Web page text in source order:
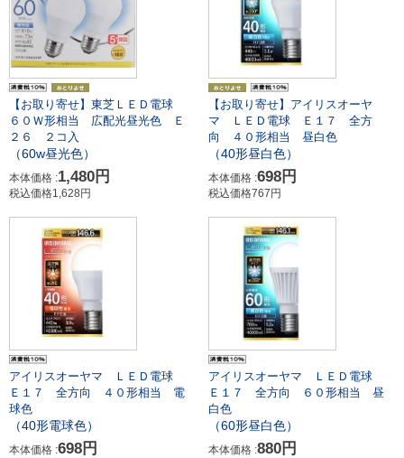
【お取り寄せ】東芝ＬＥＤ電球
６０Ｗ形相当 広配光昼光色 Ｅ
２６ ２コ入
（60w昼光色）
本体価格 :1,480円
税込価格1,628円
【お取り寄せ】アイリスオーヤ
マ ＬＥＤ電球 Ｅ１７ 全方
向 ４０形相当 昼白色
（40形昼白色）
本体価格 :698円
税込価格767円
アイリスオーヤマ ＬＥＤ電球
Ｅ１７ 全方向 ４０形相当 電
球色
（40形電球色）
本体価格 :698円
アイリスオーヤマ ＬＥＤ電球
Ｅ１７ 全方向 ６０形相当 昼
白色
（60形昼白色）
本体価格 :880円